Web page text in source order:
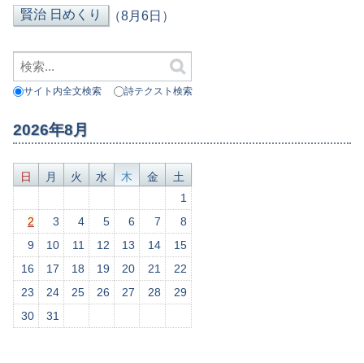
（8月6日）
サイト内全文検索 詩テクスト検索
2026年8月
日 月 火 水 木 金
土
1
2
3 4 5 6 7
8
9
10 11 12 13 14
15
16
17 18 19 20 21
22
23
24 25 26 27 28
29
30
31